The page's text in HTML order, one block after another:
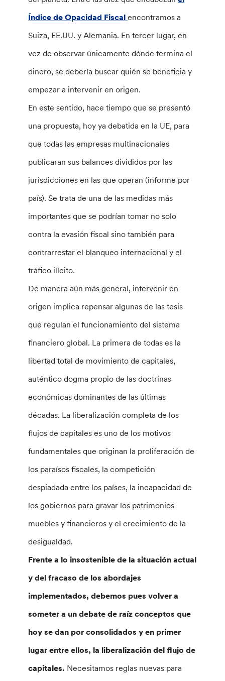
Índice de Opacidad Fiscalencontramos a
Suiza, EE.UU. y Alemania. En tercer lugar, en
vez de observar únicamente dónde termina el
dinero, se debería buscar quién se beneficia y
empezar a intervenir en origen.
En este sentido, hace tiempo que se presentó
una propuesta, hoy ya debatida en la UE, para
que todas las empresas multinacionales
publicaran sus balances divididos por las
jurisdicciones en las que operan (informe por
país). Se trata de una de las medidas más
importantes que se podrían tomar no solo
contra la evasión fiscal sino también para
contrarrestar el blanqueo internacional y el
tráfico ilícito.
De manera aún más general, intervenir en
origen implica repensar algunas de las tesis
que regulan el funcionamiento del sistema
financiero global. La primera de todas es la
libertad total de movimiento de capitales,
auténtico dogma propio de las doctrinas
económicas dominantes de las últimas
décadas. La liberalización completa de los
flujos de capitales es uno de los motivos
fundamentales que originan la proliferación de
los paraísos fiscales, la competición
despiadada entre los países, la incapacidad de
los gobiernos para gravar los patrimonios
muebles y financieros y el crecimiento de la
desigualdad.
Frente a lo insostenible de la situación actual
y del fracaso de los abordajes
implementados, debemos pues volver a
someter a un debate de raíz conceptos que
hoy se dan por consolidados y en primer
lugar entre ellos, la liberalización del flujo de
capitales. Necesitamos reglas nuevas para